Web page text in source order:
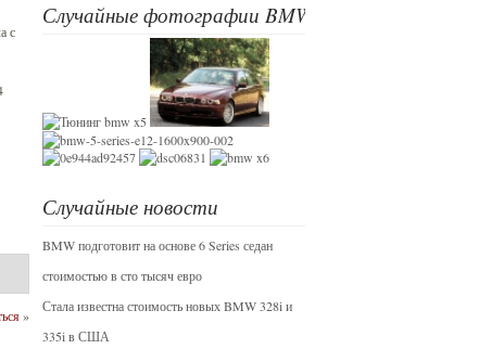
Случайные фотографии BMW
Случайные новости
BMW подготовит на основе 6 Series седан
стоимостью в сто тысяч евро
Стала известна стоимость новых BMW 328i и
335i в США
с
»